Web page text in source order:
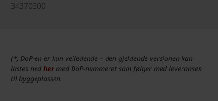
34370300
(*) DoP-en er kun veiledende – den gjeldende versjonen kan
lastes ned her med DoP-nummeret som følger med leveransen
til byggeplassen.